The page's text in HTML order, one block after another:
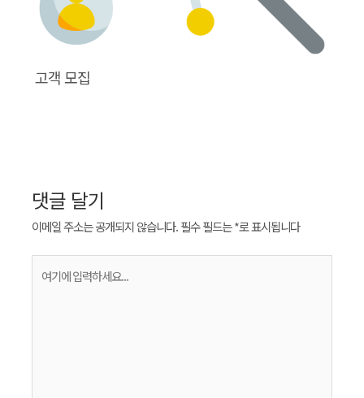
고객 모집
댓글 달기
이메일 주소는 공개되지 않습니다.필수 필드는*로 표시됩니다